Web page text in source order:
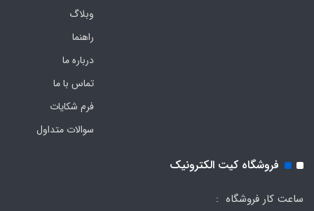
وبلاگ
راهنما
درباره ما
تماس با ما
فرم‌ شکایات
سوالات متداول
فروشگاه کیت الکترونیک
ساعت کار فروشگاه :